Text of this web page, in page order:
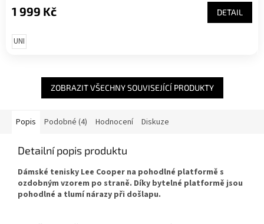
1 999 Kč DETAIL
UNI
ZOBRAZIT VŠECHNY SOUVISEJÍCÍ PRODUKTY
Popis Podobné (4) Hodnocení Diskuze
Detailní popis produktu
Dámské tenisky Lee Cooper na pohodlné platformě s
ozdobným vzorem po straně. Díky bytelné platformě jsou
pohodlné a tlumí nárazy při došlapu.